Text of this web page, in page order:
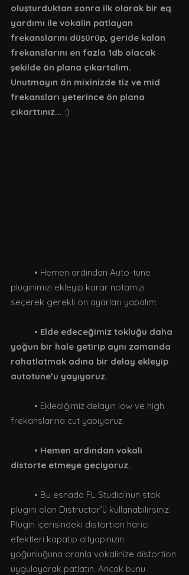
oluşturduktan sonra ilk olarak bir eq
yardımı ile vokalin patlayan
frekanslarını düşürüp, geride kalan
frekanslarını en fazla 1db olacak
şekilde ön plana çıkartalım.
Unutmayın ön mixinizde tiz ve mid
frekansları yeterince ön plana
çıkarttınız... :)
pluginimizi ekleyip karar notamızı
seçerek gerekli ön ayarları yapalım.
	•
Elde edeceğimiz tokluğu daha
yoğun bir hale getirip aynı zamanda
rahatlatmak adına bir delay ekleyip
autotune’u yayıyoruz.
frekanslarına cut yapıyoruz.
	•
Hemen ardından vokali
distorte etmeye geçiyoruz.
plugini olan Distructor’ü kullanabilirsiniz.
Plugin içerisindeki distortion harici
efektleri kapatıp altyapınızın
yoğunluğuna oranla vokalinize distortion
uygulayarak patlatın. Ancak bunu